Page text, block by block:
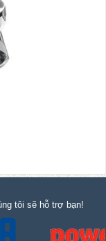
tôi sẽ hỗ trợ bạn!